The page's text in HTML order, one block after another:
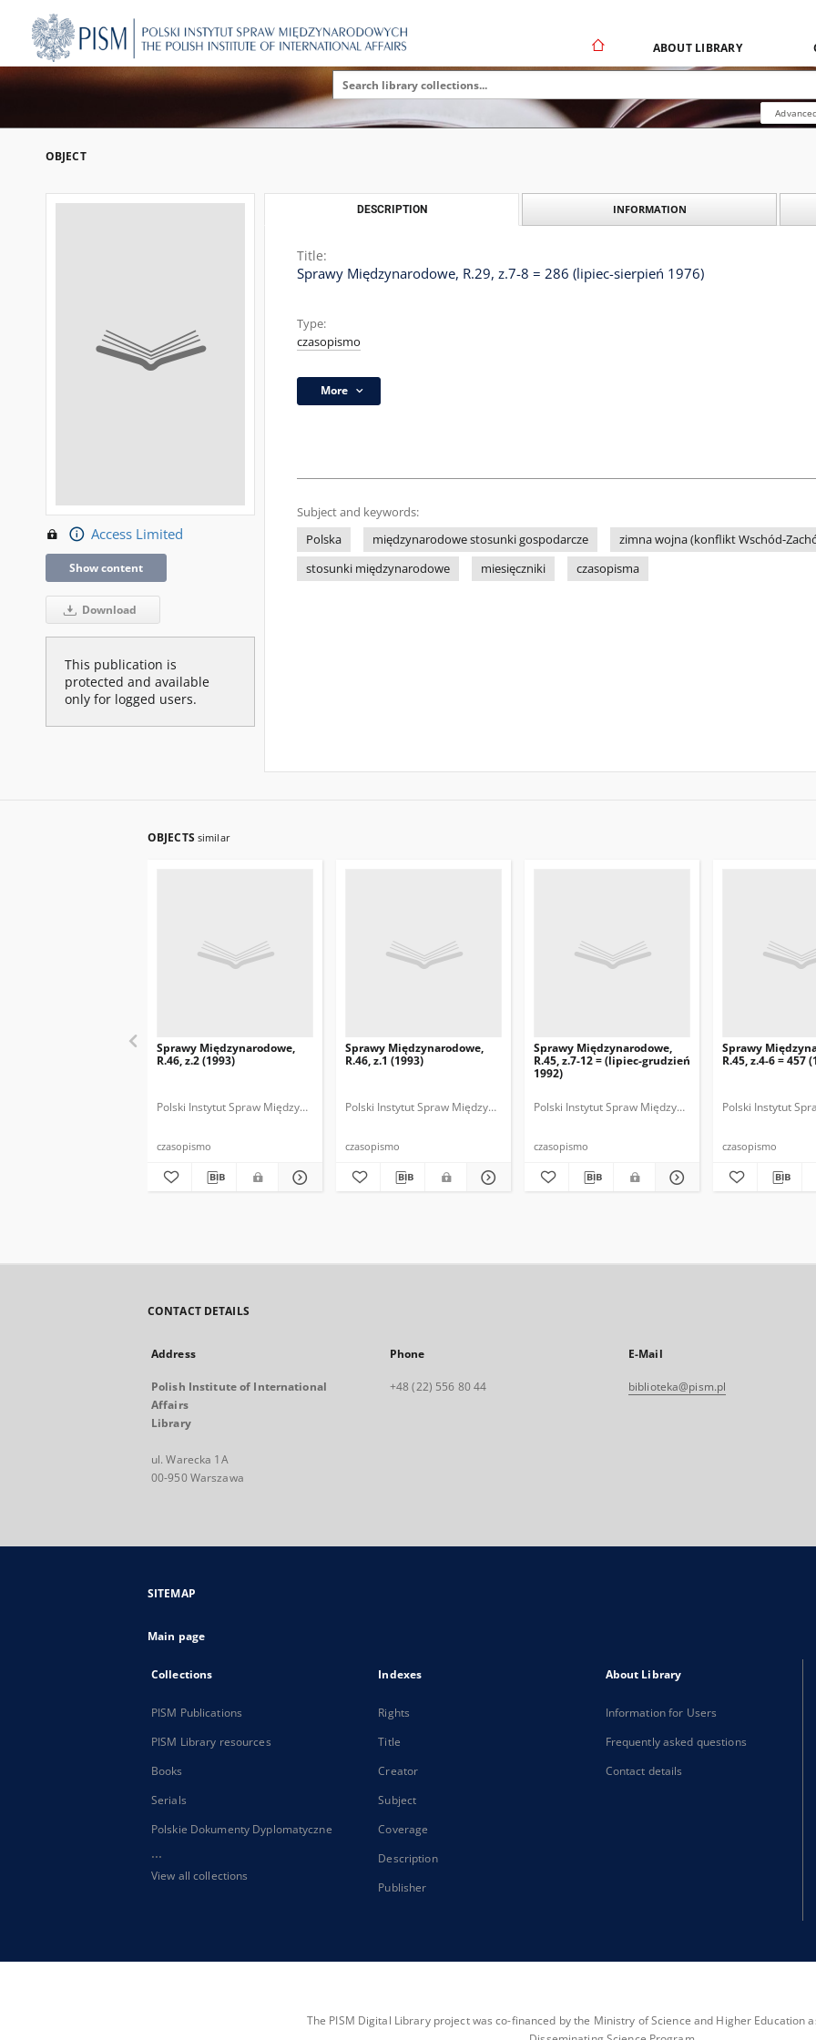
ABOUT LIBRARY
OBJECT
Access Limited
Show content
Download
This publication is
protected and available
only for logged users.
DESCRIPTION INFORMATION
Title:
Sprawy Międzynarodowe, R.29, z.7-8 = 286 (lipiec-sierpień 1976)
Type:
czasopismo
More
Subject and keywords:
Polska
międzynarodowe stosunki gospodarcze zimna wojna (konflikt Wschód-
stosunki międzynarodowe
miesięczniki czasopisma
OBJECTS similar
Sprawy Międzynarodowe,
R.46, z.2 (1993)
Polski Instytut Spraw Międzynarodowych. Polska Fundacja Spraw Międzynarodowych. Polska. Ministerstwo Spraw
czasopismo
Sprawy Międzynarodowe,
R.46, z.1 (1993)
Polski Instytut Spraw Międzynarodowych. Polska Fundacja Spraw Międzynarodowych.
czasopismo
Sprawy Międzynarodowe,
R.45, z.7-12 = (lipiec-grudzień
1992)
Polski Instytut Spraw Międzynarodowych. Polska
czasopismo
Sprawy
R.45, z.4-6 = 457
Polski Instytut
czasopismo
CONTACT DETAILS
Address
Polish Institute of International
Affairs
Library
ul. Warecka 1A
00-950 Warszawa
Phone
+48 (22) 556 80 44
E-Mail
biblioteka@pism.pl
SITEMAP
Main page
Collections
PISM Publications
PISM Library resources
Books
Serials
Polskie Dokumenty Dyplomatyczne
...
View all collections
Indexes
Rights
Title
Creator
Subject
Coverage
Description
Publisher
About Library
Information for Users
Frequently asked questions
Contact details
The PISM Digital Library project was co-financed by the Ministry of Science and Higher Education